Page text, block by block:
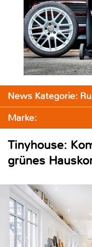
News Kategorie:
Marke:
Tinyhouse:
grünes